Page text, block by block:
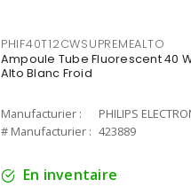
PHIF40T12CWSUPREMEALTO
Ampoule Tube Fluorescent 40
Alto Blanc Froid
Manufacturier :
PHILIPS
# Manufacturier : 423889
En inventaire